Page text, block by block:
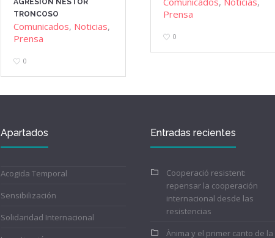
AGRESIÓN NESTOR
TRONCOSO
Comunicados, Noticias,
Prensa
0
Prensa
0
Apartados
Acogida Temporal
Sensibilización
Solidaridad Internacional
Entradas recientes
Cooperació resistent:
repensar la cooperación
internacional desde las
resistencias
Ànima y el primer canto de la